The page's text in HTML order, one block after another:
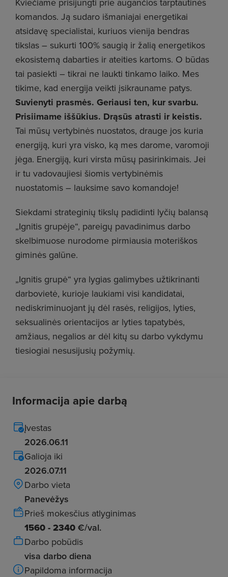
komandos. Ją sudaro išmaniajai energetikai
atsidavę specialistai, kuriuos vienija bendras
tikslas – sukurti 100% saugią ir žalią energetikos
ekosistemą dabarties ir ateities kartoms. O būdas
tai pasiekti – tikrai ne laukti tinkamo laiko. Mes
tikime, kad energija veikti įsikrauname patys.
Suvienyti prasmės. Geriausi ten, kur svarbu.
Prisiimame iššūkius. Drąsūs atrasti ir keistis.
Tai mūsų vertybinės nuostatos, drauge jos kuria
energiją, kuri yra visko, ką mes darome, varomoji
jėga. Energiją, kuri virsta mūsų pasirinkimais. Jei
ir tu vadovaujiesi šiomis vertybinėmis
nuostatomis – lauksime savo komandoje!
Siekdami strateginių tikslų padidinti lyčių balansą
„Ignitis grupėje“, pareigų pavadinimus darbo
skelbimuose nurodome pirmiausia moteriškos
giminės galūne.
„Ignitis grupė“ yra lygias galimybes užtikrinanti
darbovietė, kurioje laukiami visi kandidatai,
nediskriminuojant jų dėl rasės, religijos, lyties,
seksualinės orientacijos ar lyties tapatybės,
amžiaus, negalios ar dėl kitų su darbo vykdymu
tiesiogiai nesusijusių požymių.
Informacija apie darbą
Įvestas
2026.06.11
Galioja iki
2026.07.11
Darbo vieta
Panevėžys
Prieš mokesčius atlyginimas
1560 - 2340 €/val.
Darbo pobūdis
visa darbo diena
Papildoma informacija